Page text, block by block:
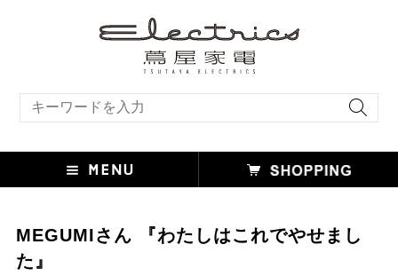
MEGUMIさん 『わたしはこれでやせまし
た』